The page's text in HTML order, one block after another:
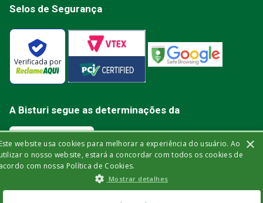
Selos de Segurança
Verificada por
A Bisturi segue as determinações da
Bisturi Distribuidora de Material Hospitalar Ltda | Rua Miguel de Frias, 150 -
loja | Icaraí | Niterói - Rio de Janeiro | CEP: 24.220-003 | CNPJ: 32.561.144/0001-
03 | Insc. Est.: 84.147.982 | Telefone: (21) 2606-1709. © 2021 bisturi.com.br.
×
website usa cookies para melhorar a experiência do usuário. Ao
o nosso website, estará a concordar com todos os cookies de
com nossa Política de Cookies.
Mostrar detalhes